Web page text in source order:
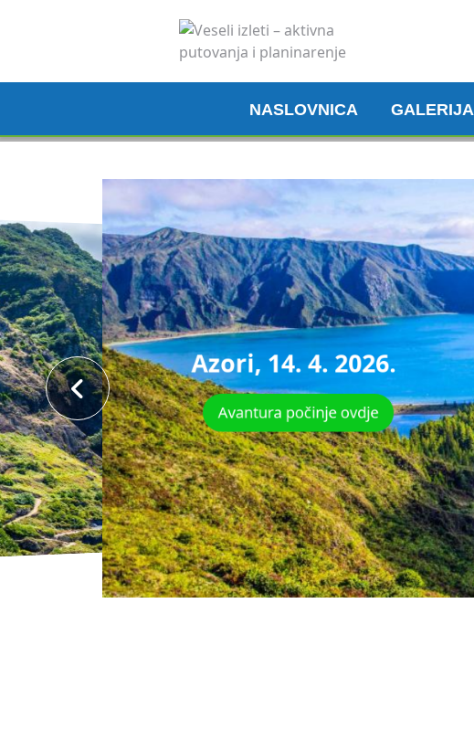
NASLOVNICA GALERIJA
Azori, 14. 4. 2026.
Avantura počinje ovdje